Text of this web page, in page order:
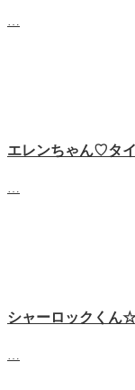
エレンちゃん♡タ
シャーロックくん